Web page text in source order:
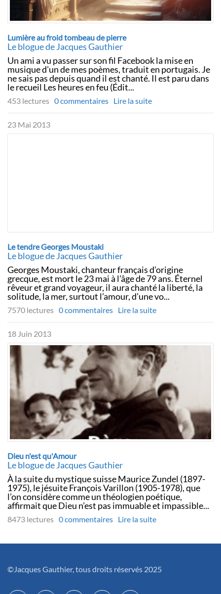
Lumière au froid tombeau de pierre
Le blogue de Jacques Gauthier
Un ami a vu passer sur son fil Facebook la mise en
musique d'un de mes poèmes, traduit en portugais. Je
ne sais pas depuis quand il est chanté. Il est paru dans
le recueil Les heures en feu (Édit...
453 lectures 0 commentaires Lire la suite
23 Mai 2013
Le tendre Georges Moustaki
Le blogue de Jacques Gauthier
Georges Moustaki, chanteur français d’origine
grecque, est mort le 23 mai à l’âge de 79 ans. Éternel
rêveur et grand voyageur, il aura chanté la liberté, la
solitude, la mer, surtout l’amour, d’une vo...
7570 lectures 0 commentaires Lire la suite
18 Juin 2013
Dieu n'est qu'Amour
Le blogue de Jacques Gauthier
À la suite du mystique suisse Maurice Zundel (1897-
1975), le jésuite François Varillon (1905-1978), que
l’on considère comme un théologien poétique,
affirmait que Dieu n’est pas immuable et impassible...
8473 lectures 0 commentaires Lire la suite
©Jacques Gauthier, tous droits réservés 2025